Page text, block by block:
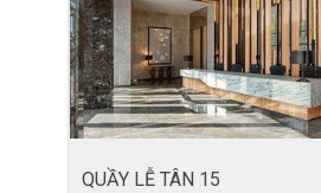
QUẦY LỄ TÂN 15